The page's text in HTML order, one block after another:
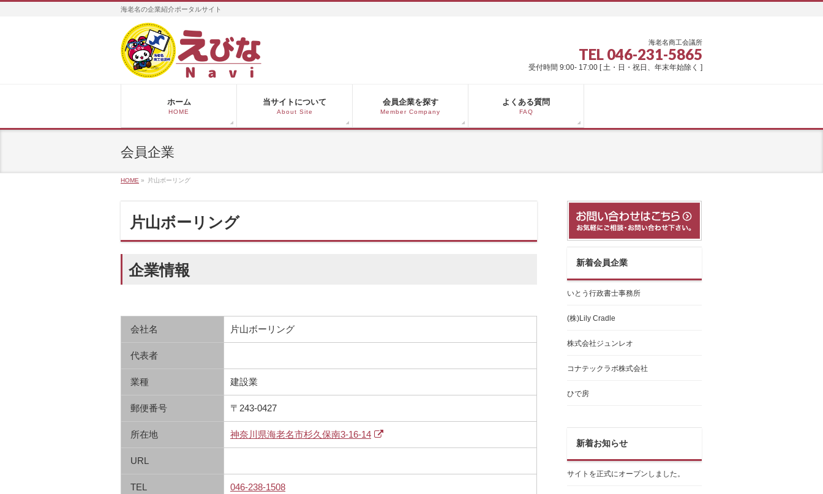
海老名の企業紹介ポータルサイト
海老名商工会議所
TEL 046-231-5865
受付時間 9:00- 17:00 [ 土・日・祝日、年末年始除く ]
ホーム
HOME
当サイトについて
About Site
会員企業を探す
Member Company
よくある質問
FAQ
会員企業
HOME » 片山ボーリング
片山ボーリング
企業情報
会社名 片山ボーリング
代表者
業種 建設業
郵便番号 〒243-0427
所在地 神奈川県海老名市杉久保南3-16-14
URL
TEL 046-238-1508
新着会員企業
いとう行政書士事務所
(株)Lily Cradle
株式会社ジュンレオ
コナテックラボ株式会社
ひで房
新着お知らせ
サイトを正式にオープンしました。